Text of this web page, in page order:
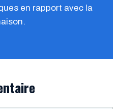
en rapport avec la